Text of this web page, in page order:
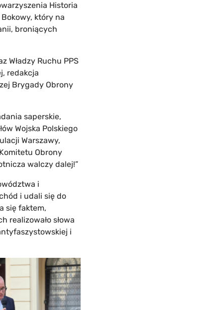
Historia
który na
broniących
Władzy Ruchu PPS
redakcja
Brygady Obrony
saperskie,
Wojska Polskiego
Warszawy,
Obrony
walczy dalej!”
i
i udali się do
się faktem,
realizowało słowa
i